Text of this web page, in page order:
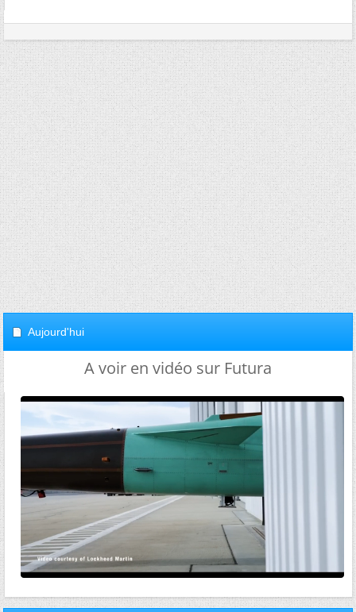
Aujourd'hui
A voir en vidéo sur Futura